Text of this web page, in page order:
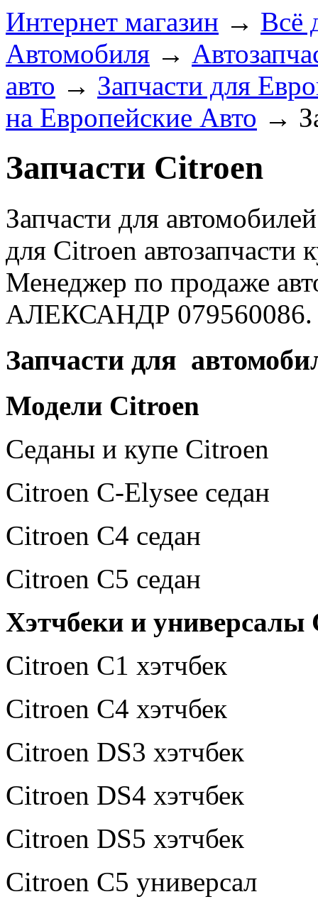
Интернет магазин → Всё
Автомобиля →
авто → Запчасти для
на Европейские Авто →
Запчасти Citroen
Запчасти для
для Citroen автозапчасти
Менеджер по продаже
АЛЕКСАНДР 079560086.
Запчасти для
Модели Citroen
Седаны и купе Citroen
Citroen C-Elysee седан
Citroen C4 седан
Citroen C5 седан
Хэтчбеки и универсалы
Citroen C1 хэтчбек
Citroen C4 хэтчбек
Citroen DS3 хэтчбек
Citroen DS4 хэтчбек
Citroen DS5 хэтчбек
Citroen C5 универсал